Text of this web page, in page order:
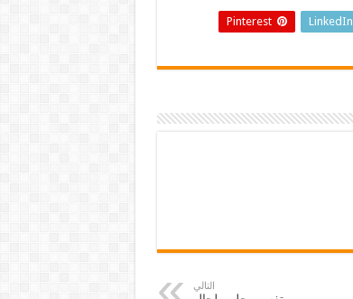
LinkedIn
Pinterest
التالي